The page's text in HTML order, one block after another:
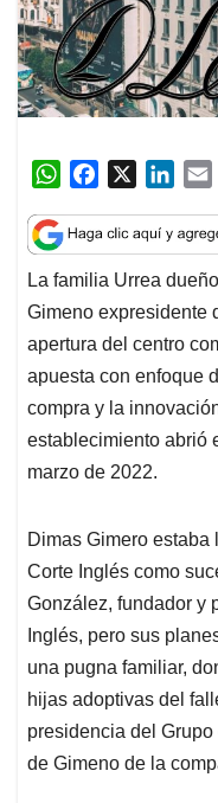
W
a
t
s
A
p
p
c
e
b
o
o
k
n
k
e
d
I
n
i
l
La familia Urrea
Gimeno expresidente
apertura del centro
apuesta con enfoque
compra y la
establecimiento abrió
marzo de 2022.
Dimas Gimero estaba
Corte Inglés como
González, fundador y
Inglés, pero sus
una pugna familiar,
hijas adoptivas del
presidencia del
de Gimeno de la